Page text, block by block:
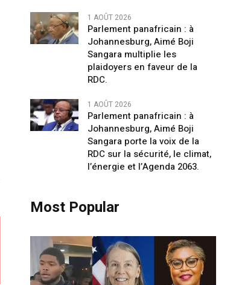
1 AOÛT 2026
Parlement panafricain : à
Johannesburg, Aimé Boji
Sangara multiplie les
plaidoyers en faveur de la
RDC.
1 AOÛT 2026
Parlement panafricain : à
Johannesburg, Aimé Boji
Sangara porte la voix de la
RDC sur la sécurité, le climat,
l’énergie et l’Agenda 2063.
Most Popular